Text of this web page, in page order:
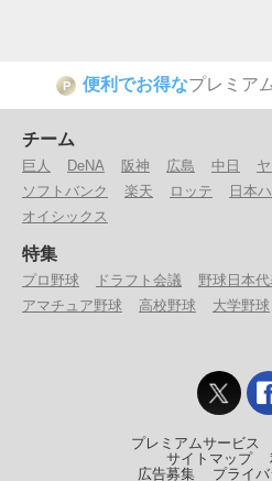
P 便利でお得なプレミア
チーム
巨人 DeNA 阪神 広島 中日
ソフトバンク
楽天 ロッテ 日本
オイシックス
特集
プロ野球 ドラフト会議
野球日本
アマチュア野球
高校野球 大学野球
プレミアムサービス
サイトマップ
広告募集
プライ